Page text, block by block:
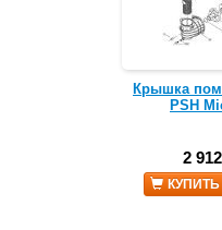
Крышка
PSH
2
КУПИТЬ